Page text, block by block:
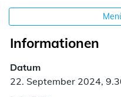
Informationen
Datum
22. September 2024,